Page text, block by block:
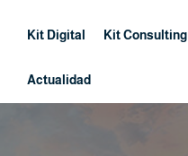
Kit Digital Kit Consulting
Actualidad